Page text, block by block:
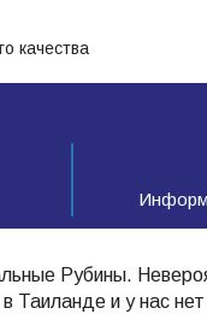
качества
Рубины.
Таиланде и у нас